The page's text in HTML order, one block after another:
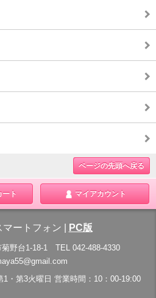
ページの先頭へ戻る
ト マイアカウント
マートフォン PC版
菊野台1-18-1 TEL 042-488-4330
・第3火曜日 営業時間：10：00-19:00